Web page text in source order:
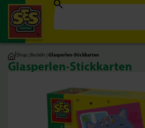
|Shop | Basteln |Glasperlen-Stickkarten
Glasperlen-Stickkarten